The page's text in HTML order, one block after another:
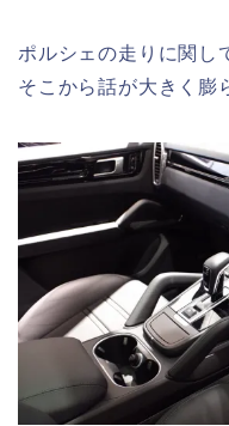
ポルシェの走りに関し
そこから話が大きく膨